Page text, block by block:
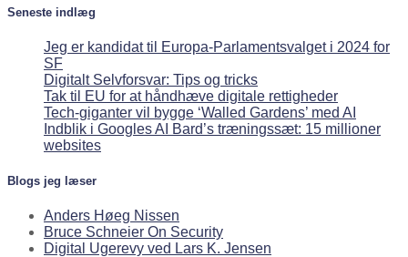
Seneste indlæg
Jeg er kandidat til Europa-Parlamentsvalget i 2024 for
SF
Digitalt Selvforsvar: Tips og tricks
Tak til EU for at håndhæve digitale rettigheder
Tech-giganter vil bygge ‘Walled Gardens’ med AI
Indblik i Googles AI Bard’s træningssæt: 15 millioner
websites
Blogs jeg læser
Anders Høeg Nissen
Bruce Schneier On Security
Digital Ugerevy ved Lars K. Jensen